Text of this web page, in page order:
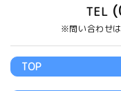
TEL
※問い合わせ
TOP